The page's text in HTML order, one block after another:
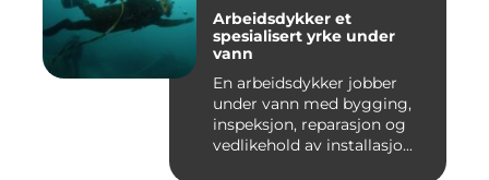
Arbeidsdykker et
spesialisert yrke under
vann
En arbeidsdykker jobber
under vann med bygging,
inspeksjon, reparasjon og
vedlikehold av installasjo...